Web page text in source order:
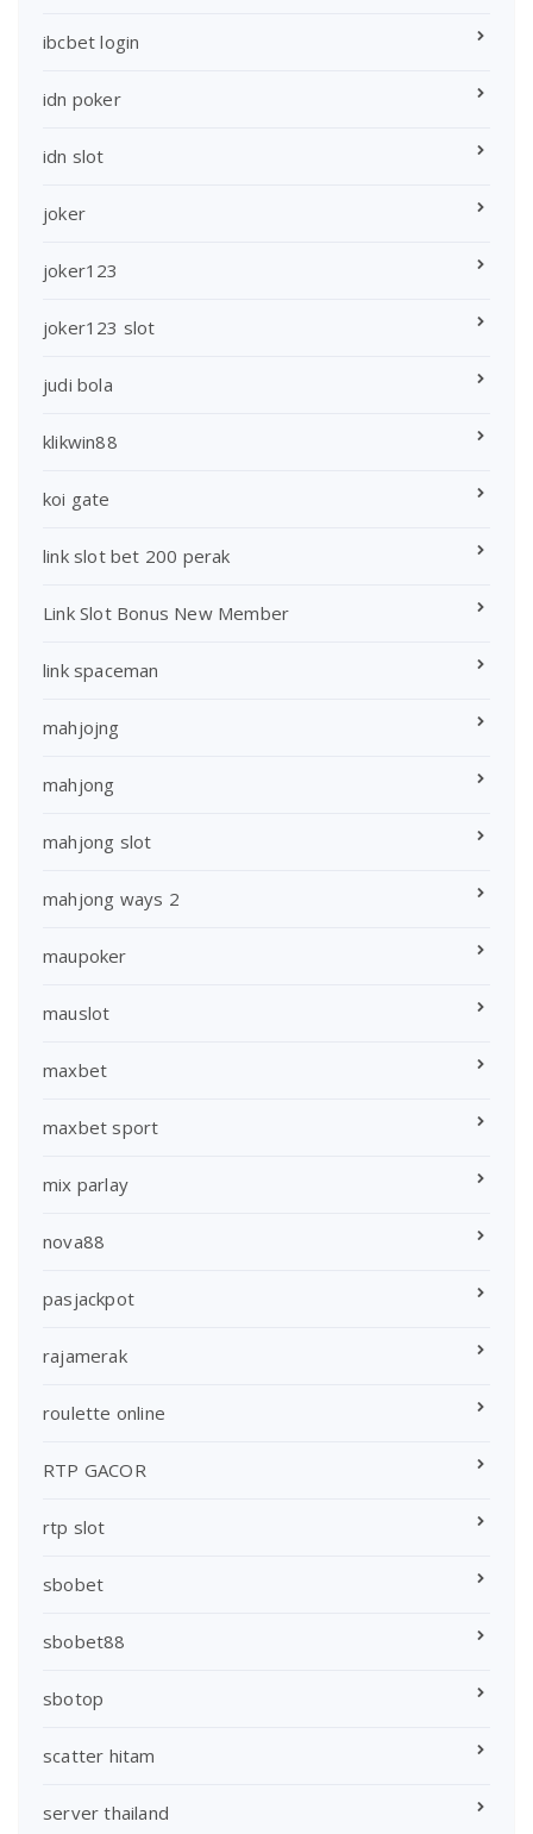
ibcbet login
idn poker
idn slot
joker
joker123
joker123 slot
judi bola
klikwin88
koi gate
link slot bet 200 perak
Link Slot Bonus New Member
link spaceman
mahjojng
mahjong
mahjong slot
mahjong ways 2
maupoker
mauslot
maxbet
maxbet sport
mix parlay
nova88
pasjackpot
rajamerak
roulette online
RTP GACOR
rtp slot
sbobet
sbobet88
sbotop
scatter hitam
server thailand